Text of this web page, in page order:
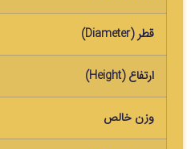
قطر (Diameter)
ارتفاع (Height)
وزن خالص